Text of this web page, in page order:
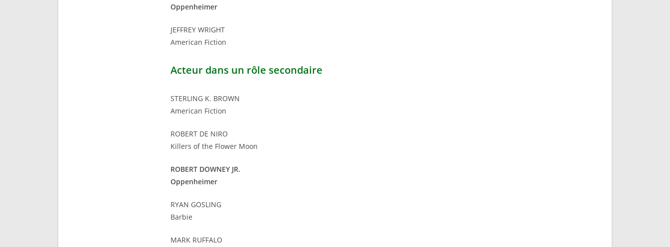
Oppenheimer
JEFFREY WRIGHT
American Fiction
Acteur dans un rôle secondaire
STERLING K. BROWN
American Fiction
ROBERT DE NIRO
Killers of the Flower Moon
ROBERT DOWNEY JR.
Oppenheimer
RYAN GOSLING
Barbie
MARK RUFFALO